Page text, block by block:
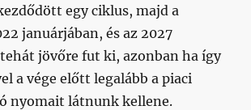
egy ciklus, majd a
januárjában, és az 2027
jövőre fut ki, azonban ha így
a vége előtt legalább a piaci
nyomait látnunk kellene.